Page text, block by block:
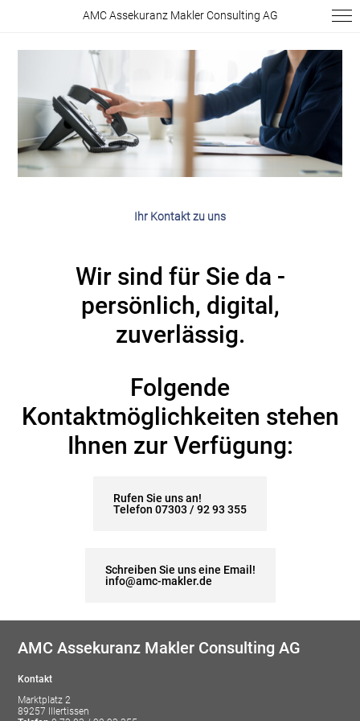
AMC Assekuranz Makler Consulting AG
Ihr Kontakt zu uns
Wir sind für Sie da -
persönlich, digital,
zuverlässig.
Folgende
Kontaktmöglichkeiten stehen
Ihnen zur Verfügung:
Rufen Sie uns an!
Telefon 07303 / 92 93 355
Schreiben Sie uns eine Email!
info@amc-makler.de
AMC Assekuranz Makler Consulting AG
Kontakt
Marktplatz 2
89257 Illertissen